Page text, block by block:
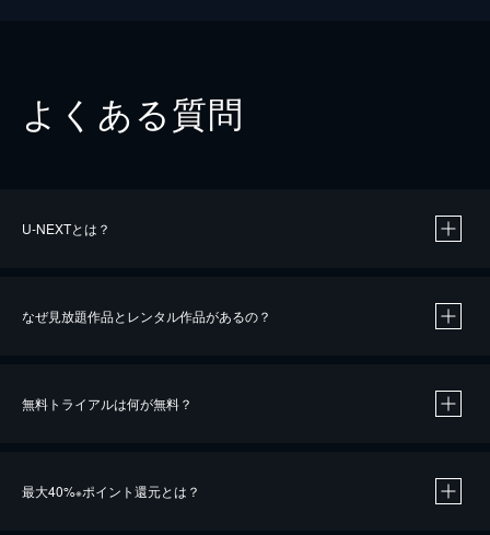
よくある質問
U-NEXTとは？
なぜ見放題作品とレンタル作品があるの？
無料トライアルは何が無料？
最大40%※ポイント還元とは？